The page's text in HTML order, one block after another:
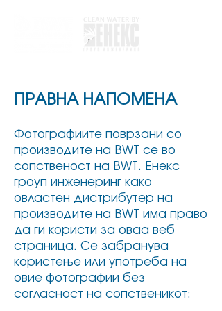
ПРАВНА НАПОМЕНА
Фотографиите поврзани со
производите на BWT се во
сопственост на BWT. Енекс
гроуп инженеринг како
овластен дистрибутер на
производите на BWT има право
да ги користи за оваа веб
страница. Се забранува
користење или употреба на
овие фотографии без
согласност на сопственикот: